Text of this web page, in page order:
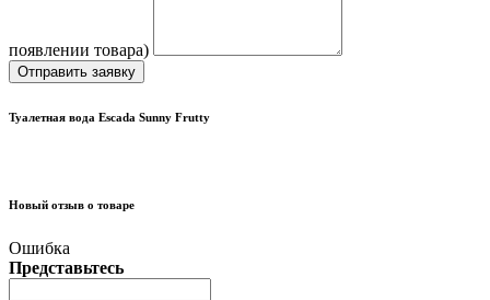
появлении товара)
Отправить заявку
Туалетная вода Escada Sunny Frutty
Новый отзыв о товаре
Ошибка
Представьтесь